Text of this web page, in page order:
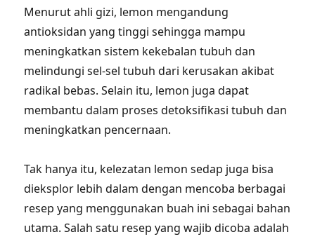
Menurut ahli gizi, lemon mengandung
antioksidan yang tinggi sehingga mampu
meningkatkan sistem kekebalan tubuh dan
melindungi sel-sel tubuh dari kerusakan akibat
radikal bebas. Selain itu, lemon juga dapat
membantu dalam proses detoksifikasi tubuh dan
meningkatkan pencernaan.
Tak hanya itu, kelezatan lemon sedap juga bisa
dieksplor lebih dalam dengan mencoba berbagai
resep yang menggunakan buah ini sebagai bahan
utama. Salah satu resep yang wajib dicoba adalah